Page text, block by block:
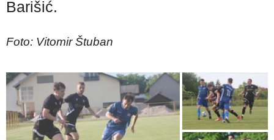
Barišić.
Foto: Vitomir Štuban